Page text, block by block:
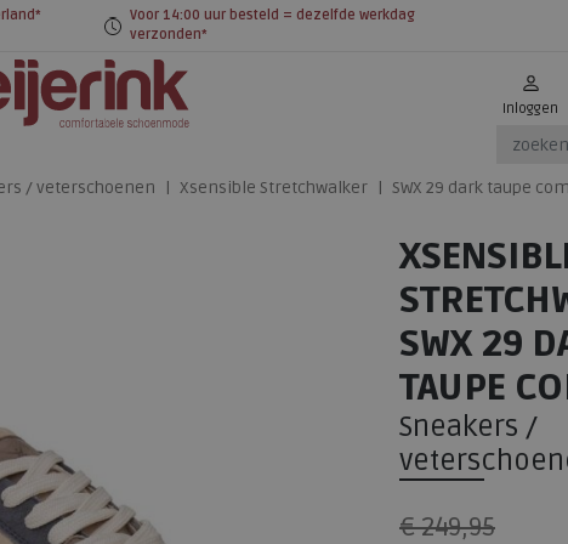
Voor 14:00 uur besteld = dezelfde werkdag
verzonden*
Inloggen
/ veterschoenen Xsensible Stretchwalker SWX 29 dark taupe
SWX 29
TAUPE
Sneakers /
€ 249,95